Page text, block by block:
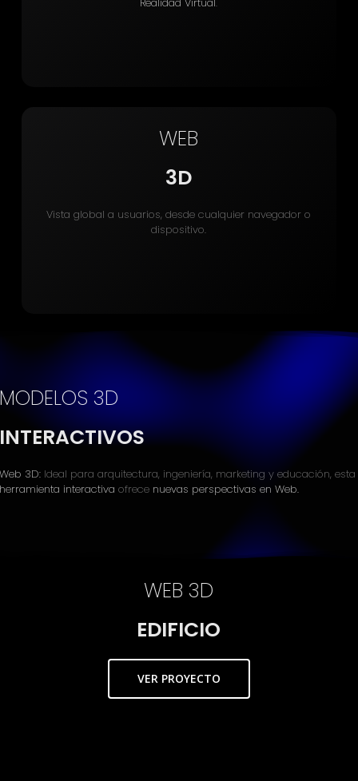
Realidad Virtual.
WEB
3D
Vista global a usuarios, desde cualquier navegador o
dispositivo.
3D
3D: Ideal para arquitectura, ingeniería, marketing y educación, esta
interactiva ofrece nuevas perspectivas en Web.
WEB 3D
EDIFICIO
VER PROYECTO